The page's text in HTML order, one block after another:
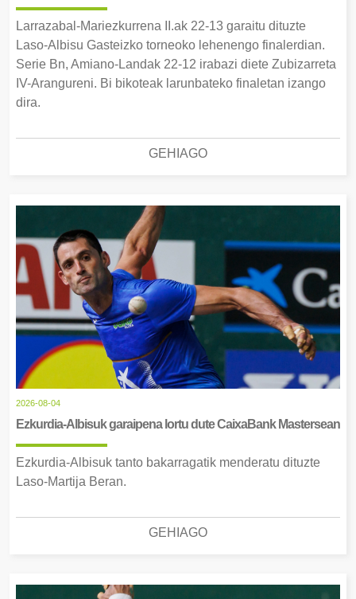
Larrazabal-Mariezkurrena II.ak 22-13 garaitu dituzte
Laso-Albisu Gasteizko torneoko lehenengo finalerdian.
Serie Bn, Amiano-Landak 22-12 irabazi diete Zubizarreta
IV-Arangureni. Bi bikoteak larunbateko finaletan izango
dira.
GEHIAGO
2026-08-04
Ezkurdia-Albisuk garaipena lortu dute CaixaBank Mastersean
Ezkurdia-Albisuk tanto bakarragatik menderatu dituzte
Laso-Martija Beran.
GEHIAGO